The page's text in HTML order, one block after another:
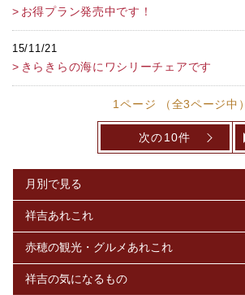
お得プラン発売中です！
15/11/21
きらきらの海にワシリーチェアです
1ページ （全3ページ中）
次の10件